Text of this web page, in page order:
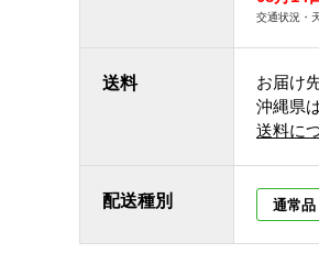
交通状況・
送料 お届け
沖縄県
送料に
配送種別 通常品